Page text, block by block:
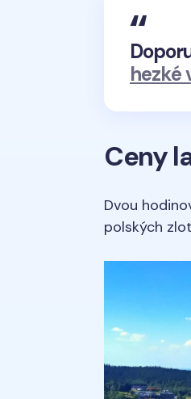
hezké
Ceny
Dvou
polských